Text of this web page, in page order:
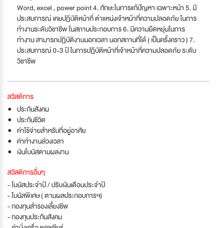
Word, excel , power point 4. ทักษะในการแก้ปัญหา เฉพาะหน้า 5. มี
ประสบการณ์ เคยปฏิบัติหน้าที่ ตำแหน่งเจ้าหน้าที่ความปลอดภัย ในการ
ทำงานระดับวิชาชีพ ในสถานประกอบการ 6. มีความยืดหยุ่นในการ
ทำงาน สามารถปฏิบัติงานนอกเวลา นอกสถานที่ได้ ( เป็นครั้งคราว ) 7.
ประสบการณ์ 0-3 ปี ในการปฏิบัติหน้าที่เจ้าหน้าที่ความปลอดภัย ระดับ
วิชาชีพ
สวัสดิการ
ประกันสังคม
ประกันชีวิต
ค่าใช้จ่ายสำหรับที่อยู่อาศัย
ค่าทำงานล่วงเวลา
เงินโบนัสตามผลงาน
สวัสดิการอื่นๆ
- โบนัสประจำปี / ปรับเงินเดือนประจำปี
- โบนัสพิเศษ ( ตามผลประกอบการฯ)
- กองทุนสำรองเลี้ยงชีพ
- กองทุนประกันสังคม